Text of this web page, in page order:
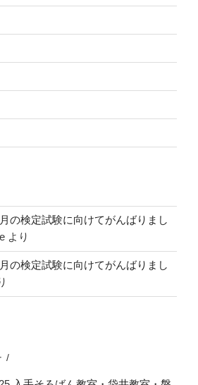
の検定試験に向けてがんばりまし
より
の検定試験に向けてがんばりまし